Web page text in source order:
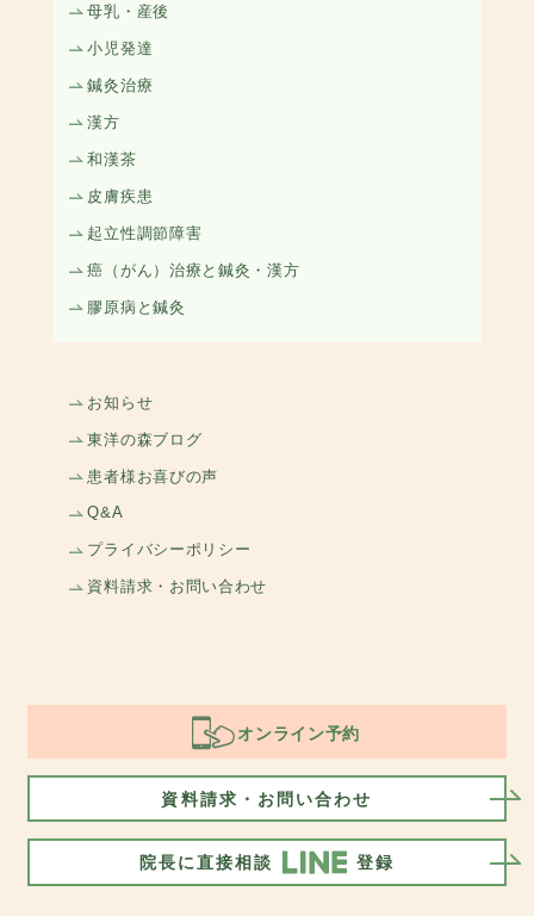
母乳・産後
小児発達
鍼灸治療
漢方
和漢茶
皮膚疾患
起立性調節障害
癌（がん）治療と鍼灸・漢方
膠原病と鍼灸
お知らせ
東洋の森ブログ
患者様お喜びの声
Q&A
プライバシーポリシー
資料請求・お問い合わせ
オンライン予約
資料請求・お問い合わせ
院長に直接相談 登録